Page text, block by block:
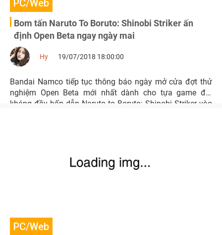
PC/Web
Bom tấn Naruto To Boruto: Shinobi Striker ấn
định Open Beta ngay ngày mai
Hy 19/07/2018 18:00:00
Bandai Namco tiếp tục thông báo ngày mở cửa đợt thử
nghiệm Open Beta mới nhất dành cho tựa game đối
kháng đầy hấp dẫn Naruto to Boruto: Shinobi Striker vào
PC/Web